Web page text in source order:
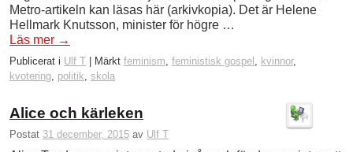
Metro-artikeln kan läsas här (arkivkopia). Det är Helene
Hellmark Knutsson, minister för högre …
Läs mer →
Publicerat i Ulf T Märkt feminism feministisk gospel kvinnor,
kvotering politik skola
Alice och kärleken
Postat 31 december, 2015 av Ulf T